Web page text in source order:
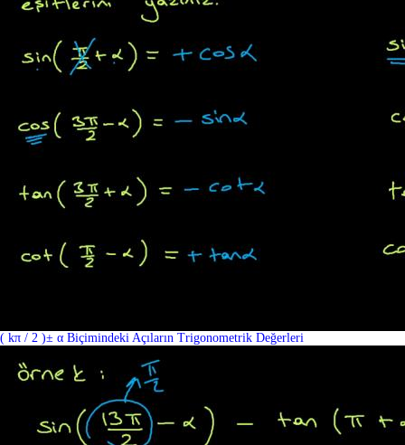
( kπ / 2 )± α Biçimindeki Açıların Trigonometrik Değerleri